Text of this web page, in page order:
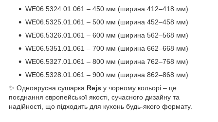
WE06.5324.01.061 – 450 мм (ширина 412–418 мм)
WE06.5325.01.061 – 500 мм (ширина 452–458 мм)
WE06.5326.01.061 – 600 мм (ширина 562–568 мм)
WE06.5351.01.061 – 700 мм (ширина 662–668 мм)
WE06.5327.01.061 – 800 мм (ширина 762–768 мм)
WE06.5328.01.061 – 900 мм (ширина 862–868 мм)
✨ Одноярусна сушарка Rejs у чорному кольорі – це
поєднання європейської якості, сучасного дизайну та
надійності, що підходить для кухонь будь-якого формату.